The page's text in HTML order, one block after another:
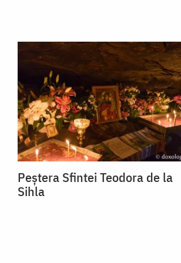
Peștera Sfintei Teodora de la
Sihla